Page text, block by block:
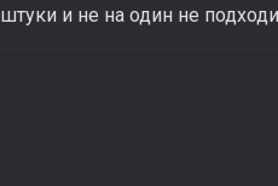
штуки и не на один не